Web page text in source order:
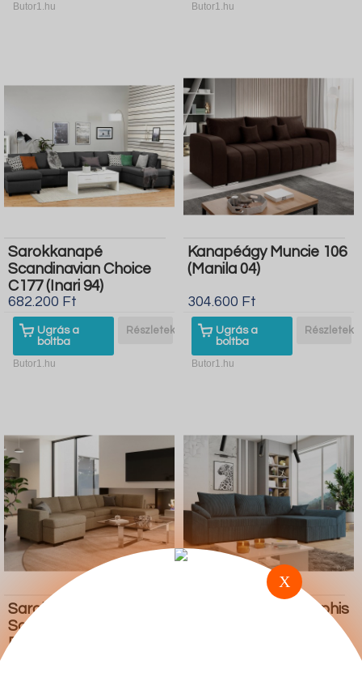
Butor1.hu Butor1.hu
Sarokkanapé
Scandinavian Choice
C177 (Inari 94)
682.200 Ft
Ugrás a
boltba
Részletek
Butor1.hu
Kanapéágy Muncie 106
(Manila 04)
304.600 Ft
Ugrás a
boltba
Részletek
Butor1.hu
Sarokkanapé
Scandinavian Choice
B104 (Visby 236)
Sarokkanapé Memphis
X